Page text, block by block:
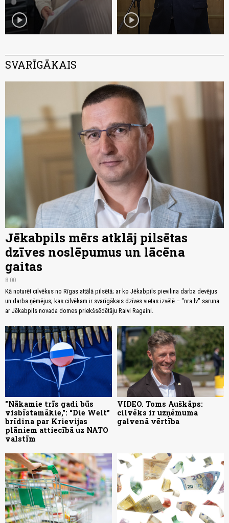
play_circle play_circle
SVARĪGĀKAIS
Jēkabpils mērs atklāj pilsētas
dzīves noslēpumus un lācēna
gaitas
8:00
Kā noturēt cilvēkus no Rīgas attālā pilsētā; ar ko Jēkabpils pievilina darba devējus
un darba ņēmējus; kas cilvēkam ir svarīgākais dzīves vietas izvēlē – "nra.lv" saruna
ar Jēkabpils novada domes priekšsēdētāju Raivi Ragaini.
"Nākamie trīs gadi būs
visbīstamākie,": “Die Welt”
brīdina par Krievijas
plāniem attiecībā uz NATO
valstīm
VIDEO. Toms Auškāps:
cilvēks ir uzņēmuma
galvenā vērtība